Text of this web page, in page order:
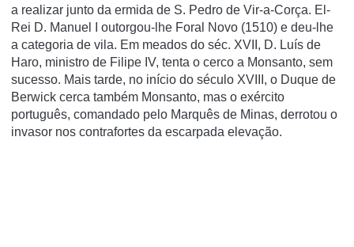
a realizar junto da ermida de S. Pedro de Vir-a-Corça. El-
Rei D. Manuel I outorgou-lhe Foral Novo (1510) e deu-lhe
a categoria de vila. Em meados do séc. XVII, D. Luís de
Haro, ministro de Filipe IV, tenta o cerco a Monsanto, sem
sucesso. Mais tarde, no início do século XVIII, o Duque de
Berwick cerca também Monsanto, mas o exército
português, comandado pelo Marquês de Minas, derrotou o
invasor nos contrafortes da escarpada elevação.